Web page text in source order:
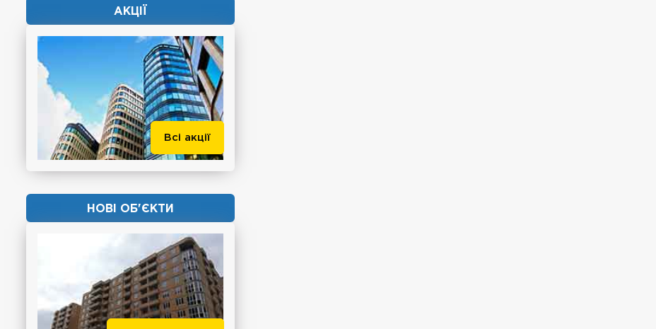
АКЦІЇ
Всі акції
НОВІ ОБ'ЄКТИ